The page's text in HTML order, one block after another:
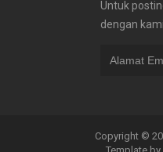
Untuk
dengan
Copyright ©